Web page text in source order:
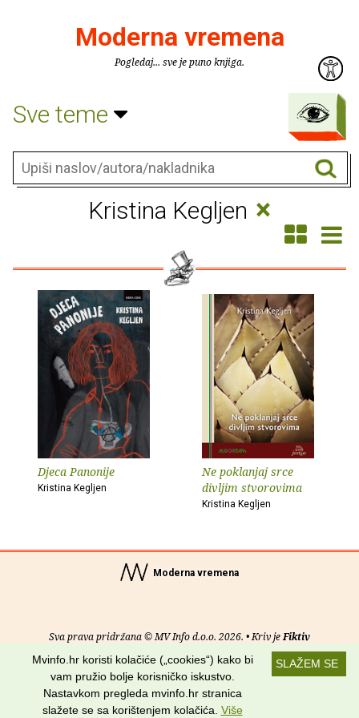
Moderna vremena
Pogledaj... sve je puno knjiga.
Sve teme
Kristina Kegljen ×
Djeca Panonije
Kristina Kegljen
Ne poklanjaj srce
divljim stvorovima
Kristina Kegljen
Moderna vremena
Sva prava pridržana © MV Info d.o.o. 2026. • Kriv jeFiktiv
Uvjeti korištenja RSS kanali
Potraži nas na:
SLAŽEM SE
Mvinfo.hr koristi kolačiće („cookies“) kako bi
vam pružio bolje korisničko iskustvo.
Nastavkom pregleda mvinfo.hr stranica
slažete se sa korištenjem kolačića. Više